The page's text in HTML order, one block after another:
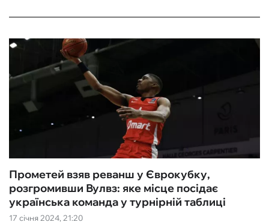
17 січня 2024, 21:20
Прометей взяв реванш у Єврокубку,
розгромивши Вулвз: яке місце посідає
українська команда у турнірній таблиці